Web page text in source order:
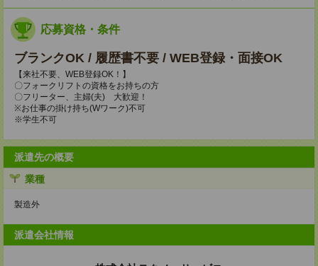
応募資格・条件
ブランクOK / 履歴書不要 / WEB登録・面接OK
【来社不要、WEB登録OK！】
〇フォークリフトの資格をお持ちの方
〇フリーター、主婦(夫) 大歓迎！
※お仕事の掛け持ち(Wワーク)不可
※学生不可
派遣先の概要
業種
製造外
派遣会社情報